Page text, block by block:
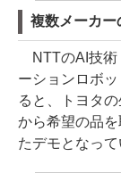
複数メーカー
NTTのAI技術
ーションロボ
ると、トヨタ
から希望の品
たデモとなって